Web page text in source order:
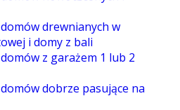
drewnianych w
i domy z bali
z garażem 1 lub 2
dobrze pasujące na